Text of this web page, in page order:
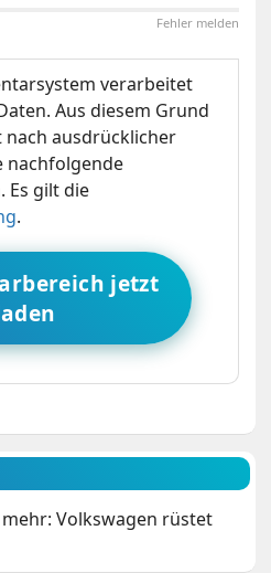
Fehler melden
verarbeitet
Aus diesem Grund
nach ausdrücklicher
nachfolgende
Es gilt die
.
jetzt
mehr: Volkswagen rüstet